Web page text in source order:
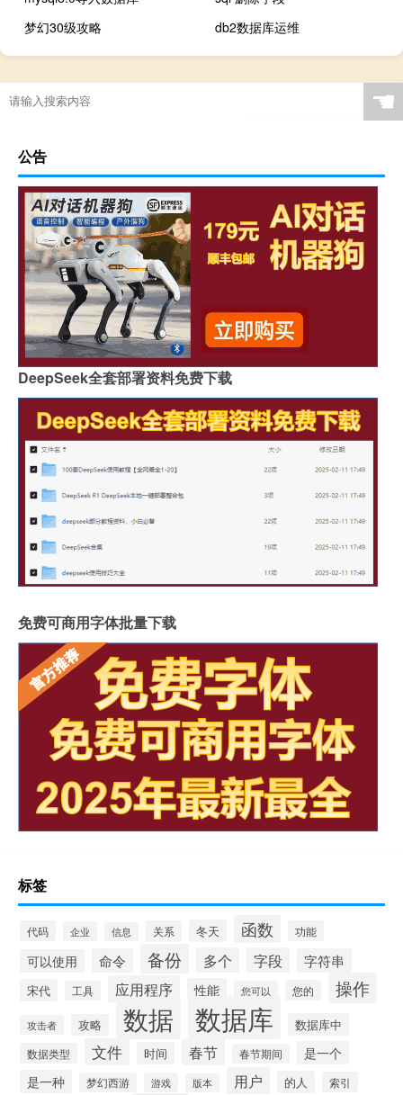
梦幻30级攻略
db2数据库运维
☚
公告
DeepSeek全套部署资料免费下载
免费可商用字体批量下载
标签
代码 企业 信息 关系 冬天 函数 功能
可以使用 命令 备份 多个 字段 字符串
宋代 工具 应用程序 性能 您可以 您的 操作
攻击者 攻略 数据 数据库 数据库中
数据类型 文件 时间 春节 春节期间
是一个
是一种
梦幻西游 游戏 版本 用户 的人 索引